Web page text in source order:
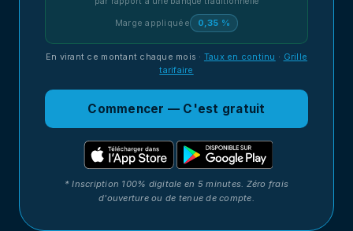
Marge appliquée 0,35 %
En virant ce montant chaque mois · Taux en continu · Grille
tarifaire
Commencer — C'est gratuit
* Inscription 100% digitale en 5 minutes. Zéro frais
d'ouverture ou de tenue de compte.